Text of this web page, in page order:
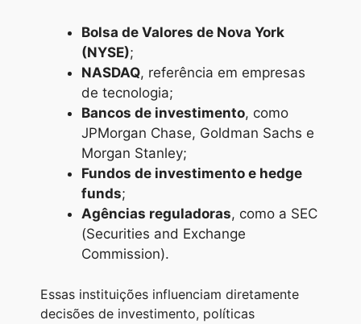
Bolsa de Valores de Nova York
(NYSE);
NASDAQ, referência em empresas
de tecnologia;
Bancos de investimento, como
JPMorgan Chase, Goldman Sachs e
Morgan Stanley;
Fundos de investimento e hedge
funds;
Agências reguladoras, como a SEC
(Securities and Exchange
Commission).
Essas instituições influenciam diretamente
decisões de investimento, políticas